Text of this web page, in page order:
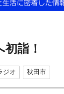
詣！
ジオ 秋田市